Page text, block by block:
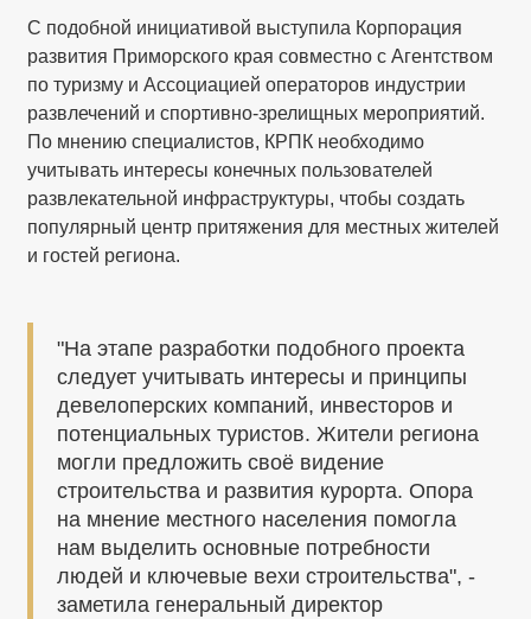
С подобной инициативой выступила Корпорация
развития Приморского края совместно с Агентством
по туризму и Ассоциацией операторов индустрии
развлечений и спортивно-зрелищных мероприятий.
По мнению специалистов, КРПК необходимо
учитывать интересы конечных пользователей
развлекательной инфраструктуры, чтобы создать
популярный центр притяжения для местных жителей
и гостей региона.
"На этапе разработки подобного проекта
следует учитывать интересы и принципы
девелоперских компаний, инвесторов и
потенциальных туристов. Жители региона
могли предложить своё видение
строительства и развития курорта. Опора
на мнение местного населения помогла
нам выделить основные потребности
людей и ключевые вехи строительства", -
заметила генеральный директор